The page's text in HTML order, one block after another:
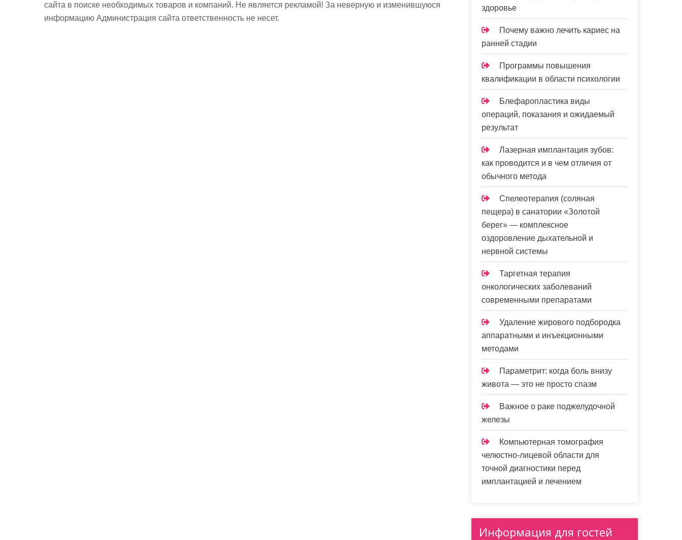
сайта в поиске необходимых товаров и компаний. Не является рекламой! За неверную и изменившуюся
информацию Администрация сайта ответственность не несет.
здоровье
Почему важно лечить кариес на
ранней стадии
Программы повышения
квалификации в области психологии
Блефаропластика виды
операций, показания и ожидаемый
результат
Лазерная имплантация зубов:
как проводится и в чем отличия от
обычного метода
Спелеотерапия (соляная
пещера) в санатории «Золотой
берег» — комплексное
оздоровление дыхательной и
нервной системы
Таргетная терапия
онкологических заболеваний
современными препаратами
Удаление жирового подбородка
аппаратными и инъекционными
методами
Параметрит: когда боль внизу
живота — это не просто спазм
Важное о раке поджелудочной
железы
Компьютерная томография
челюстно-лицевой области для
точной диагностики перед
имплантацией и лечением
Информация для гостей